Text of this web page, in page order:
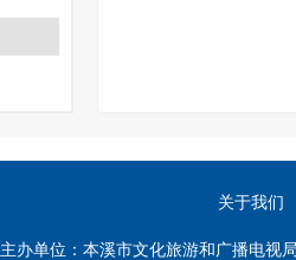
关于我们
主办单位：本溪市文化旅游和广播电